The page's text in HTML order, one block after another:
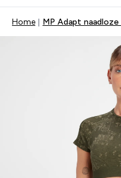
Home MP Adapt